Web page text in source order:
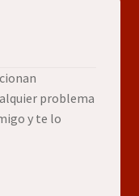
problema
y te lo